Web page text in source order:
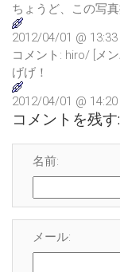
ちょうど、この写
2012/04/01 @ 13:33
コメント: hiro/ [メン
げげ！
2012/04/01 @ 14:20
コメントを残す:
名前:
メール: